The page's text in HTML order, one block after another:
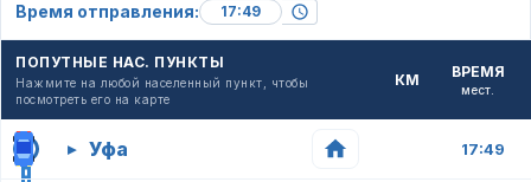
Время отправления:
ПОПУТНЫЕ НАС. ПУНКТЫ
Нажмите на любой населенный пункт, чтобы
посмотреть его на карте
КМ ВРЕМЯ
мест.
▸ Уфа 17:49